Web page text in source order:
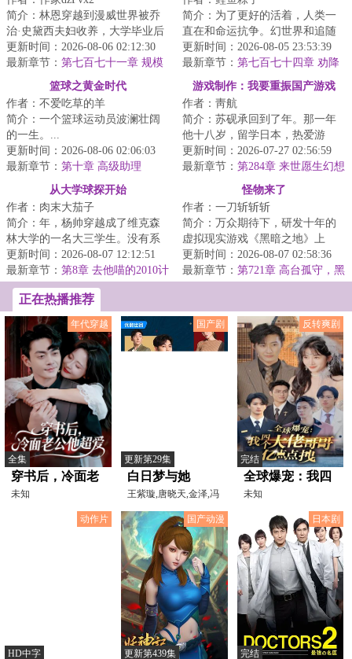
简介：林恩穿越到漫威世界被乔
治·史黛西夫妇收养，大学毕业后
成为纽约FBI一员，还以为自己这
辈子没有金...
更新时间：2026-08-06 02:12:30
最新章节： 第七百七十一章 规模
最大的安保挑战！
简介：为了更好的活着，人类一
直在和命运抗争。幻世界和追随
者的出现，人类进入了领主时
代。领主也就是职...
更新时间：2026-08-05 23:53:39
最新章节： 第七百七十四章 劝降
篮球之黄金时代
作者：不爱吃草的羊
简介：一个篮球运动员波澜壮阔
的一生。...
更新时间：2026-08-06 02:06:03
最新章节： 第十章 高级助理
游戏制作：我要重振国产游戏
作者：靑航
简介：苏砚承回到了年。那一年
他十八岁，留学日本，热爱游
戏，怒怼科乐美。那一年，他开
始对未来有好多奢...
更新时间：2026-07-27 02:56:59
最新章节： 第284章 来世愿生幻想
从大学球探开始
作者：肉末大茄子
简介：年，杨帅穿越成了维克森
林大学的一名大三学生。没有系
统，没有天赋，他唯一比其他人
多知道的，是未...
更新时间：2026-08-07 12:12:51
最新章节： 第8章 去他喵的2010计
划！（加更求月票！）
怪物来了
作者：一刀斩斩斩
简介：万众期待下，研发十年的
虚拟现实游戏《黑暗之地》上
线，但高昂的售价让无数等待已
经的玩家心生退却...
更新时间：2026-08-07 02:58:36
最新章节： 第721章 高台孤守，黑
正在热播推荐
年代穿越
全集
穿书后，冷面老
公他超爱
未知
国产剧
更新第29集
白日梦与她
王紫璇,唐晓天,金泽,冯
韵之,张昊玥,龚芳妮,
反转爽剧
完结
全球爆宠：我四
个大佬哥哥亿点
未知
动作片
HD中字
国产动漫
更新第439集
日本剧
完结